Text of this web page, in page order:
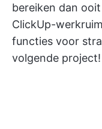
bereiken dan
ClickUp-
functies voor
volgende project!